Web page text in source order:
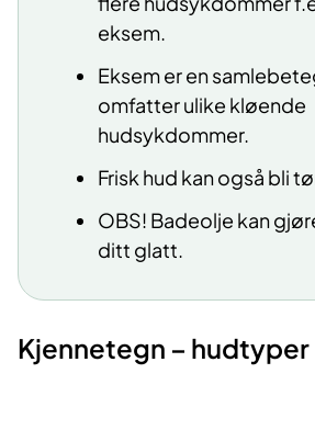
eksem.
Eksem er en
omfatter ulike kløende
hudsykdommer.
Frisk hud kan også bli
OBS! Badeolje kan
ditt glatt.
Kjennetegn – hudtyper